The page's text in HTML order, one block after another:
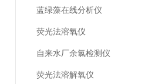
蓝绿藻在线分析仪
荧光法溶氧仪
自来水厂余氯检测仪
荧光法溶解氧仪